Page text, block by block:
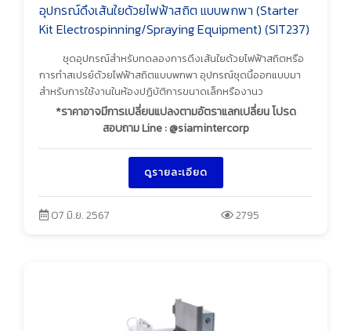
อุปกรณ์ดึงเส้นใยด้วยไฟฟ้าสถิต แบบพกพา (Starter
Kit Electrospinning/Spraying Equipment) (SIT237)
ชุดอุปกรณ์สำหรับทดลองการดึงเส้นใยด้วยไฟฟ้าสถิตหรือ
การทำสเปรย์ด้วยไฟฟ้าสถิตแบบพกพา อุปกรณ์ชุดนี้ออกแบบมา
สำหรับการใช้งานในห้องปฏิบัติการขนาดเล็กหรืองานว
*ราคาอาจมีการเปลี่ยนแปลงตามอัตราแลกเปลี่ยน โปรด
สอบถาม Line : @siamintercorp
ดูรายละเอียด
07 มิ.ย. 2567 2795